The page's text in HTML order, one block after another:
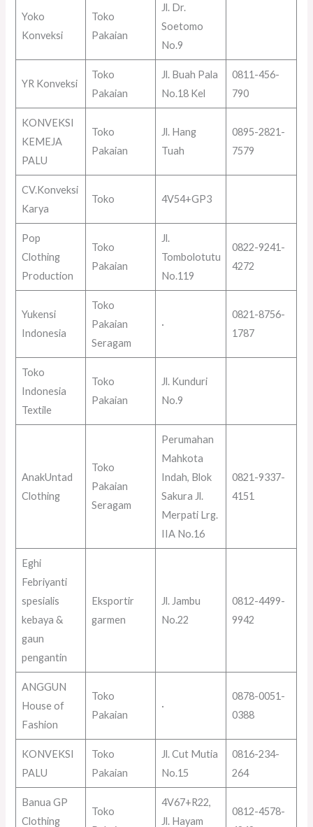
Yoko
Konveksi
Toko
Pakaian
Jl. Dr.
Soetomo
No.9
YR Konveksi
Toko
Pakaian
Jl. Buah Pala
No.18 Kel
0811-456-
790
KONVEKSI
KEMEJA
PALU
Toko
Pakaian
Jl. Hang
Tuah
0895-2821-
7579
CV.Konveksi
Karya
Toko 4V54+GP3
Pop
Clothing
Production
Toko
Pakaian
Jl.
Tombolotutu
No.119
0822-9241-
4272
Yukensi
Indonesia
Toko
Pakaian
Seragam
·
0821-8756-
1787
Toko
Indonesia
Textile
Toko
Pakaian
Jl. Kunduri
No.9
AnakUntad
Clothing
Toko
Pakaian
Seragam
Perumahan
Mahkota
Indah, Blok
Sakura Jl.
Merpati Lrg.
IIA No.16
0821-9337-
4151
Eghi
Febriyanti
spesialis
kebaya &
gaun
pengantin
Eksportir
garmen
Jl. Jambu
No.22
0812-4499-
9942
ANGGUN
House of
Fashion
Toko
Pakaian
·
0878-0051-
0388
KONVEKSI
PALU
Toko
Pakaian
Jl. Cut Mutia
No.15
0816-234-
264
Banua GP
Clothing
Toko
4V67+R22,
Jl. Hayam
0812-4578-